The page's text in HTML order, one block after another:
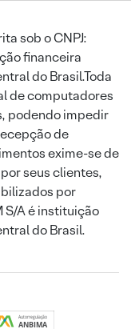
sob o CNPJ:
financeira
do Brasil.Toda
de computadores
podendo impedir
de
exime-se de
seus clientes,
por
S/A é instituição
do Brasil.